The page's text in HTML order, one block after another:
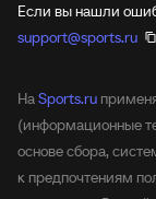
Если вы нашли
support@sports.ru
НаSports.ru
(информационные
основе сбора,
к предпочтениям